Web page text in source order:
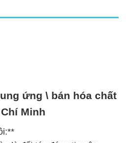
ứng \ bán hóa chất
Minh